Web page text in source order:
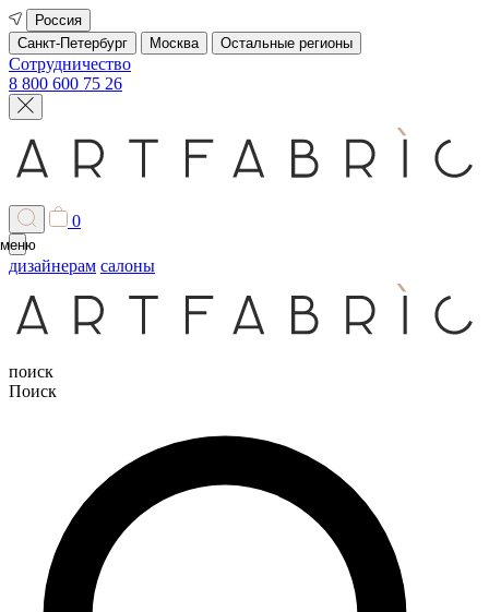
Россия
Санкт-Петербург
Москва Остальные регионы
Сотрудничество
8 800 600 75 26
0
меню
дизайнерам салоны
поиск
Поиск